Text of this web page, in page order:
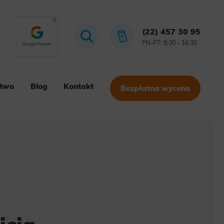
(22) 457 30 95
PN-PT: 8:30 – 16:30
Blog Kontakt Bezpłatna wycena